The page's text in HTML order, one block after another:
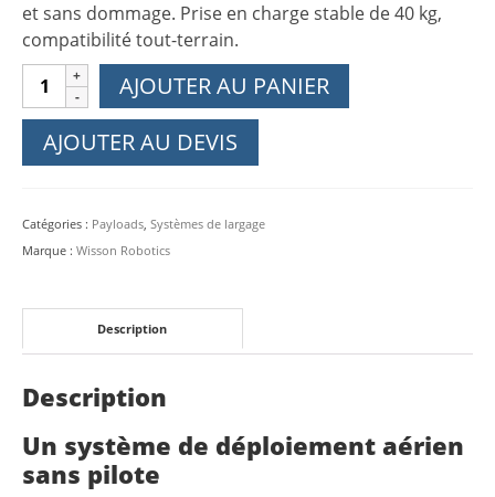
et sans dommage. Prise en charge stable de 40 kg,
compatibilité tout-terrain.
quantité
de
Système
de
charges
Orion
AJOUTER AU PANIER
AJOUTER AU DEVIS
Catégories : Payloads, Systèmes de largage
Marque : Wisson Robotics
Description
Description
Un système de déploiement aérien
sans pilote